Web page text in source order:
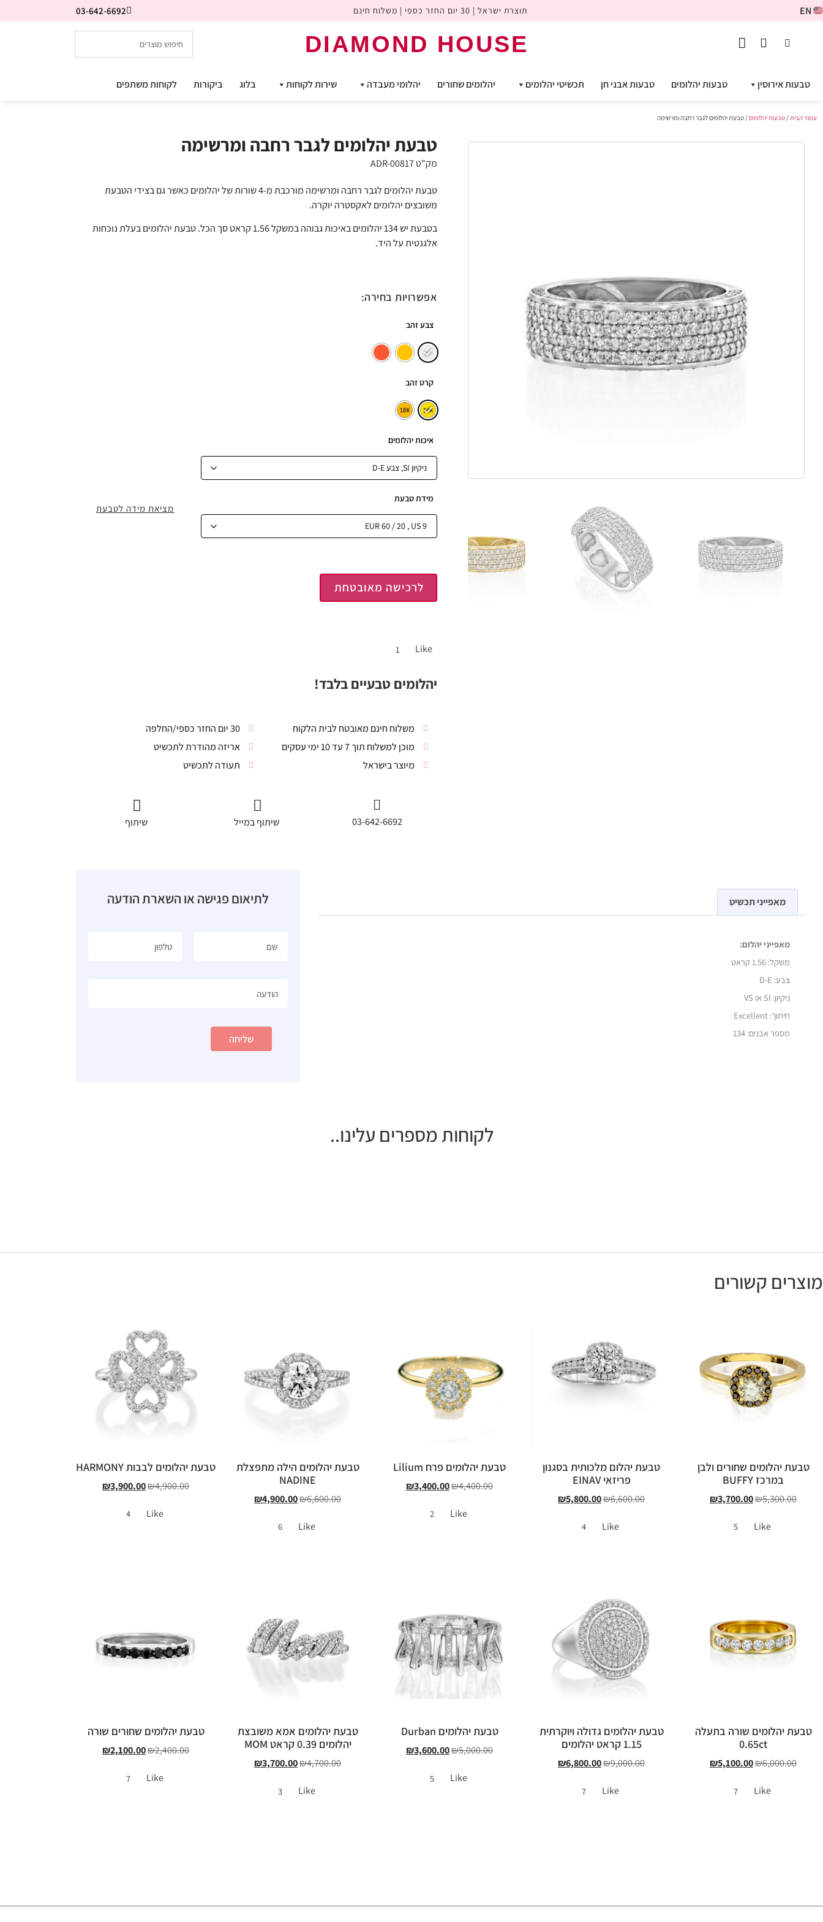
EN תוצרת ישראל | 30 יום החזר כספי | משלוח חינם 03-642-6692
DIAMOND HOUSE
טבעות אירוסין טבעות יהלומים טבעות אבני חן תכשיטי יהלומים יהלומים שחורים יהלומי מעבדה שירות לקוחות בלוג ביקורות לקוחות משתפים
עמוד הבית/טבעות יהלומים/ טבעת יהלומים לגבר רחבה ומרשימה
טבעת יהלומים לגבר רחבה ומרשימה
מק"ט ADR-00817
טבעת יהלומים לגבר רחבה ומרשימה מורכבת מ-4 שורות של יהלומים כאשר גם בצידי הטבעת
משובצים יהלומים לאקסטרה יוקרה.
בטבעת יש 134 יהלומים באיכות גבוהה במשקל 1.56 קראט סך הכל. טבעת יהלומים בעלת נוכחות
אלגנטית על היד.
אפשרויות בחירה:
צבע זהב
קרט זהב
איכות יהלומים
מידת טבעת
לרכישה מאובטחת
Like
1
מציאת מידה לטבעת
יהלומים טבעיים בלבד!
משלוח חינם מאובטח לבית הלקוח
מוכן למשלוח תוך 7 עד 10 ימי עסקים
מיוצר בישראל
30 יום החזר כספי/החלפה
אריזה מהודרת לתכשיט
תעודה לתכשיט
03-642-6692 שיתוף במייל שיתוף
מאפייני תכשיט
מאפייני יהלום:
משקל: 1.56 קראט
צבע: D-E
ניקיון: SI או VS
חיתוך: Excellent
מספר אבנים: 134
לתיאום פגישה או השארת הודעה
שליחה
לקוחות מספרים עלינו..
מוצרים קשורים
טבעת יהלומים שחורים ולבן
במרכז BUFFY
₪5,300.00
₪3,700.00
Like
5
טבעת יהלום מלכותית בסגנון
פריזאי EINAV
₪6,600.00
₪5,800.00
Like
4
טבעת יהלומים פרח Lilium
₪4,400.00
₪3,400.00
Like
2
טבעת יהלומים הילה מתפצלת
NADINE
₪6,600.00
₪4,900.00
Like
6
טבעת יהלומים לבבות HARMONY
₪4,900.00
₪3,900.00
Like
4
טבעת יהלומים שורה בתעלה
0.65ct
₪6,000.00
₪5,100.00
Like
7
טבעת יהלומים גדולה ויוקרתית
1.15 קראט יהלומים
₪9,000.00
₪6,800.00
Like
7
טבעת יהלומים Durban
₪5,000.00
₪3,600.00
Like
5
טבעת יהלומים אמא משובצת
יהלומים 0.39 קראט MOM
₪4,700.00
₪3,700.00
Like
3
טבעת יהלומים שחורים שורה
₪2,400.00
₪2,100.00
Like
7